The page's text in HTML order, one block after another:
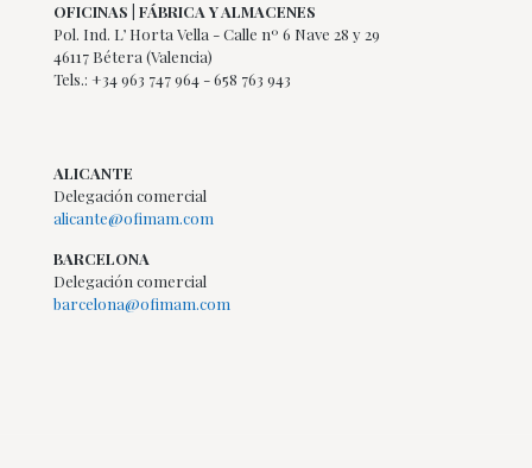
OFICINAS | FÁBRICA Y ALMACENES
Pol. Ind. L’ Horta Vella - Calle nº 6 Nave 28 y 29
46117 Bétera (Valencia)
Tels.: +34 963 747 964 - 658 763 943
ALICANTE
Delegación comercial
alicante@ofimam.com
BARCELONA
Delegación comercial
barcelona@ofimam.com